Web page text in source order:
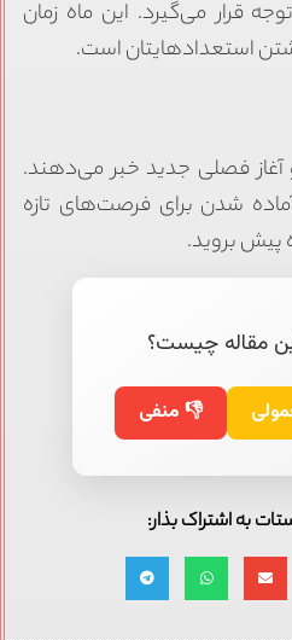
قرار می‌گیرد. این ماه زمان
استعدادهایتان است.
آغاز فصلی جدید خبر می‌دهند.
شدن برای فرصت‌های تازه
پیش بروید.
مقاله چیست؟
👎 منفی
به اشتراک بذار: